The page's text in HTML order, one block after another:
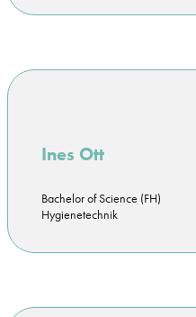
Ines Ott
Bachelor of Science (FH)
Hygienetechnik